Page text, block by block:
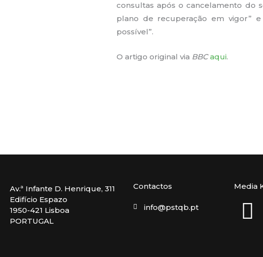
consultas após o cancelamento do
plano de recuperação em vigor”
possível”.
O artigo original via BBC aqui.
Av.ª Infante D. Henrique, 311
Edifício Espazo
1950-421 Lisboa
PORTUGAL
Contactos
info@pstqb.pt
Media